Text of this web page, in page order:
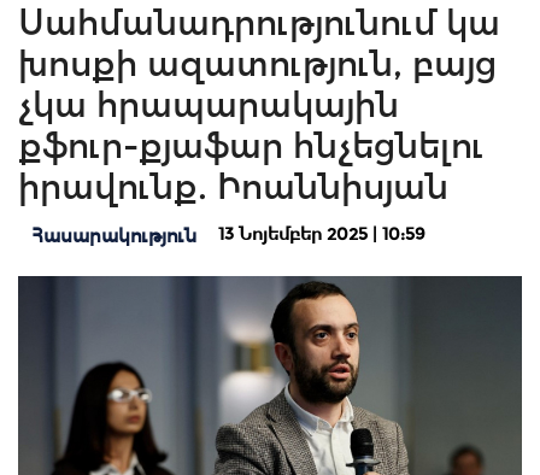
Սահմանադրությունում կա
խոսքի ազատություն, բայց
չկա հրապարակային
քֆուր-քյաֆար հնչեցնելու
իրավունք. Իոաննիսյան
Հասարակություն 13 Նոյեմբեր 2025 | 10:59